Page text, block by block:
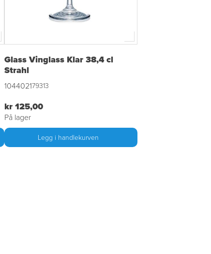
Glass Vinglass Klar 38,4 cl
Strahl
104402179313
kr 125,00
På lager
Legg i handlekurven